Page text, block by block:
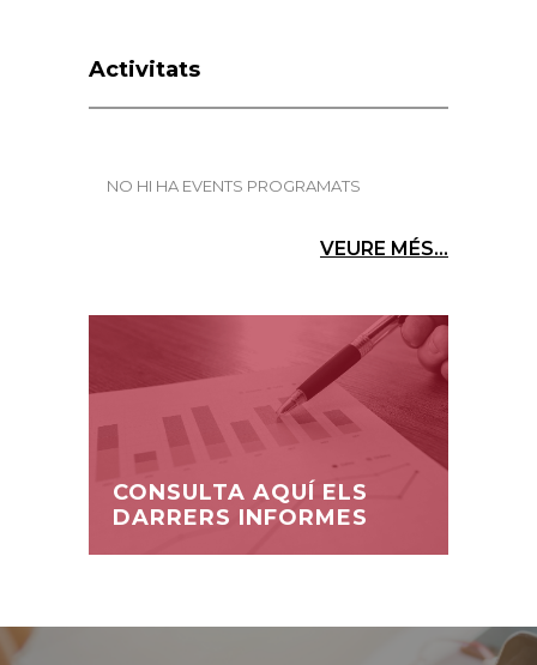
Activitats
NO HI HA EVENTS PROGRAMATS
VEURE MÉS...
CONSULTA AQUÍ ELS
DARRERS INFORMES